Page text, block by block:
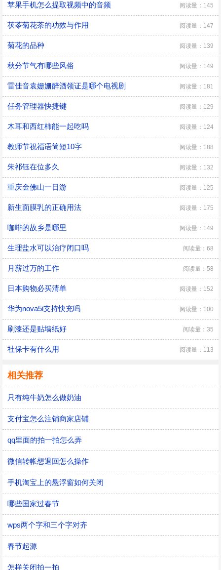
苹果手机怎么提取视频中的音频 阅读量：145
茯苓菊花茶的功效与作用 阅读量：147
菊花的品种 阅读量：139
秋分节气有哪些风俗 阅读量：149
雷佳音袁姗姗醉酒领证是哪个电视剧 阅读量：181
任务管理器快捷键 阅读量：129
木耳和西红柿能一起吃吗 阅读量：124
教师节祝福语简短10字 阅读量：188
朱祁钰在位多久 阅读量：132
重庆金佛山一日游 阅读量：125
新生面膜乳的正确用法 阅读量：175
咖啡的故乡是哪里 阅读量：149
生理盐水可以治疗闭口吗 阅读量：68
月薪过万的工作 阅读量：58
日本购物必买清单 阅读量：152
华为nova5i支持快充吗 阅读量：100
刷漆还是贴墙纸好 阅读量：35
社保卡有什么用 阅读量：113
相关推荐
只有纯牛奶怎么做奶油
支付宝怎么注销商家店铺
qq里面的拍一拍怎么弄
微信转帐想退回怎么操作
手机淘宝上的悬浮窗如何关闭
哪些国家过春节
wps两个字和三个字对齐
春节起源
怎样关闭拍一拍